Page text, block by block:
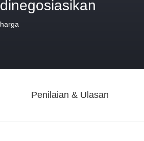
dinegosiasikan
harga
Penilaian & Ulasan